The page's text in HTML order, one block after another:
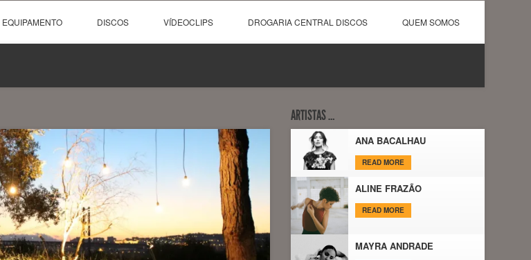
EQUIPAMENTO DISCOS VÍDEOCLIPS DROGARIA CENTRAL DISCOS QUEM SOMOS
ARTISTAS …
ANA BACALHAU
READ MORE
ALINE FRAZÃO
READ MORE
MAYRA ANDRADE